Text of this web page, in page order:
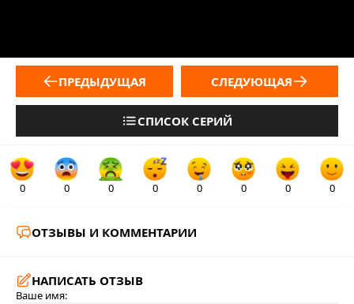
ПРЕДЫДУЩАЯ
СПИСОК СЕРИЙ
СЛЕДУЮЩАЯ
0 0 0 0 0 0 0 0
ОТЗЫВЫ И КОММЕНТАРИИ
НАПИСАТЬ ОТЗЫВ
Ваше имя: